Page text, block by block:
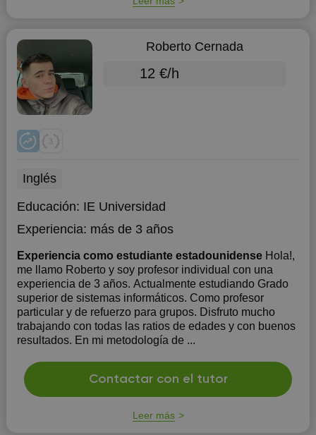
Roberto Cernada
12 €/h
Inglés
Educación: IE Universidad
Experiencia: más de 3 años
Experiencia como estudiante estadounidense Hola!,
me llamo Roberto y soy profesor individual con una
experiencia de 3 años. Actualmente estudiando Grado
superior de sistemas informáticos. Como profesor
particular y de refuerzo para grupos. Disfruto mucho
trabajando con todas las ratios de edades y con buenos
resultados. En mi metodología de ...
Contactar con el tutor
Leer más